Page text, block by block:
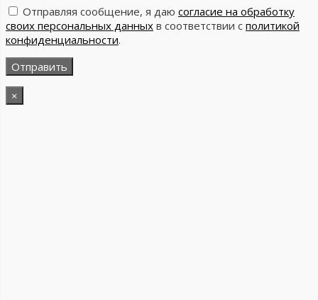
Отправляя сообщение, я даю согласие на обработку
своих персональных данных в соответствии с политикой
конфиденциальности.
×